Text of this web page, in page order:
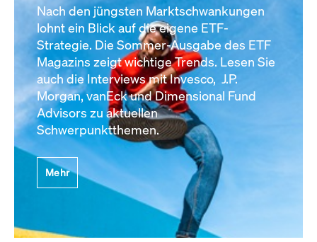
Nach den jüngsten Marktschwankungen
lohnt ein Blick auf die eigene ETF-
Strategie. Die Sommer-Ausgabe des ETF
Magazins zeigt wichtige Trends. Lesen Sie
auch die Interviews mit Invesco, J.P.
Morgan, vanEck und Dimensional Fund
Advisors zu aktuellen
Schwerpunktthemen.
Mehr